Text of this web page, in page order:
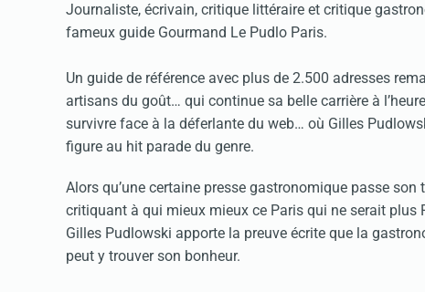
Journaliste, écrivain, critique littéraire et critique
fameux guide Gourmand Le Pudlo Paris.
Un guide de référence avec plus de 2.500 adresses
artisans du goût… qui continue sa belle carrière à
survivre face à la déferlante du web… où Gilles
figure au hit parade du genre.
Alors qu’une certaine presse gastronomique passe
critiquant à qui mieux mieux ce Paris qui ne serait plus
Gilles Pudlowski apporte la preuve écrite que la
peut y trouver son bonheur.